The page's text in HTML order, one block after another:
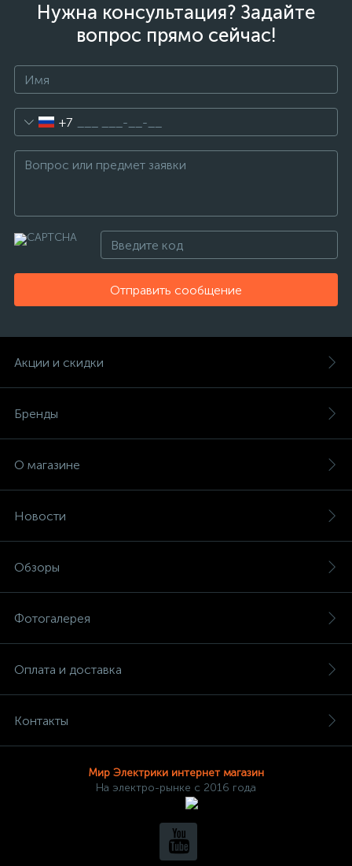
Нужна консультация? Задайте
вопрос прямо сейчас!
+7
Отправить сообщение
Акции и скидки
Бренды
О магазине
Новости
Обзоры
Фотогалерея
Оплата и доставка
Контакты
Мир Электрики интернет магазин
На электро-рынке с 2016 года